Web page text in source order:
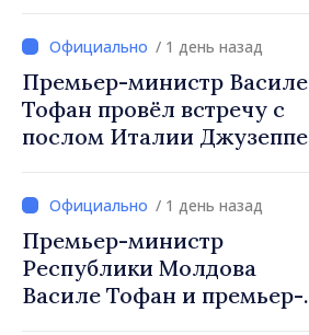
посол Турции Уйгар
Мустафа Сертел/ 1 день назад
Премьер-министр Василе
Тофан провёл встречу с
послом Италии Джузеппе
/ 1 день назад
Премьер-министр
Республики Молдова
Василе Тофан и премьер-